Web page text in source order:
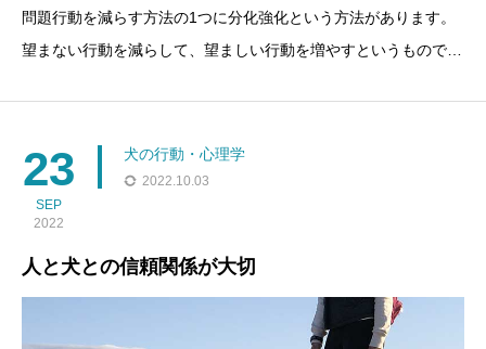
問題行動を減らす方法の1つに分化強化という方法があります。
望まない行動を減らして、望ましい行動を増やすというもので
ます。吠えているときには、犬に何の関心も示さない、何
23
SEP
2022
犬の行動・心理学
2022.10.03
人と犬との信頼関係が大切